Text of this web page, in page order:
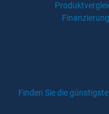
Finanzierung
Finden Sie die